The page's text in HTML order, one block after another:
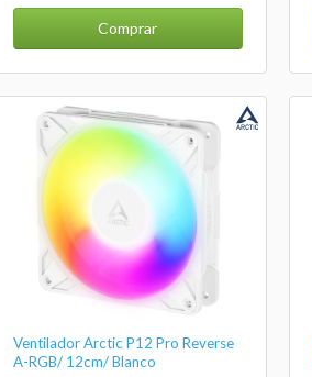
Comprar
Ventilador Arctic P12 Pro Reverse
A-RGB/ 12cm/ Blanco